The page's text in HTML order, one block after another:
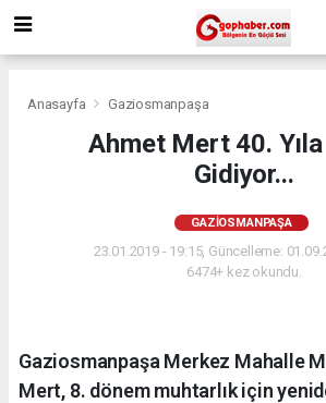
Anasayfa Gaziosmanpaşa
Ahmet Mert 40.
Gidiyor...
GAZIOSMANPAŞA
23.01.2019 - 19:15, Güncelleme:
6474+ kez okundu.
Gaziosmanpaşa Merkez Mahalle
Mert, 8. dönem muhtarlık için